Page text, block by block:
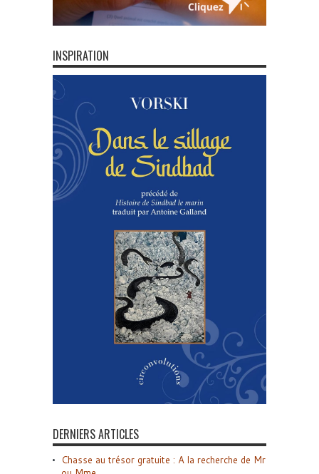
INSPIRATION
DERNIERS ARTICLES
Chasse au trésor gratuite : A la recherche de Mr